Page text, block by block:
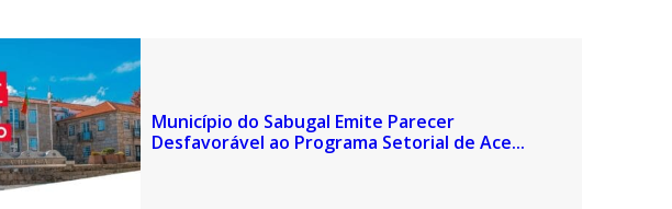
Município do Sabugal Emite Parecer
Desfavorável ao Programa Setorial de Ace...